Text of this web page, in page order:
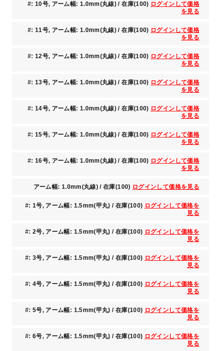
#: 10号, アーム幅: 1.0mm(丸線) / 在庫(100) ログインして価格
を見る
#: 11号, アーム幅: 1.0mm(丸線) / 在庫(100) ログインして価格
を見る
#: 12号, アーム幅: 1.0mm(丸線) / 在庫(100) ログインして価格
を見る
#: 13号, アーム幅: 1.0mm(丸線) / 在庫(100) ログインして価格
を見る
#: 14号, アーム幅: 1.0mm(丸線) / 在庫(100) ログインして価格
を見る
#: 15号, アーム幅: 1.0mm(丸線) / 在庫(100) ログインして価格
を見る
#: 16号, アーム幅: 1.0mm(丸線) / 在庫(100) ログインして価格
を見る
アーム幅: 1.0mm(丸線) / 在庫(100) ログインして価格を見る
#: 1号, アーム幅: 1.5mm(甲丸) / 在庫(100) ログインして価格を
見る
#: 2号, アーム幅: 1.5mm(甲丸) / 在庫(100) ログインして価格を
見る
#: 3号, アーム幅: 1.5mm(甲丸) / 在庫(100) ログインして価格を
見る
#: 4号, アーム幅: 1.5mm(甲丸) / 在庫(100) ログインして価格を
見る
#: 5号, アーム幅: 1.5mm(甲丸) / 在庫(100) ログインして価格を
見る
#: 6号, アーム幅: 1.5mm(甲丸) / 在庫(100) ログインして価格を
見る